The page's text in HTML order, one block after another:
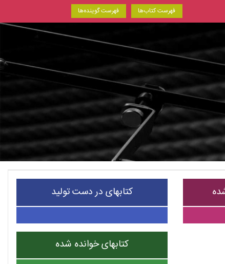
فهرست گوینده‌ها فهرست کتاب‌ها
کتابهای در دست تولید
کتابهای خوانده شده